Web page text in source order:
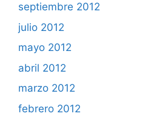
septiembre 2012
julio 2012
mayo 2012
abril 2012
marzo 2012
febrero 2012